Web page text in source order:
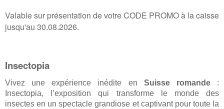
Valable sur présentation de votre CODE PROMO à la caisse
jusqu'au 30.08.2026.
Insectopia
Vivez une expérience inédite en Suisse romande:
Insectopia, l’exposition qui transforme le monde des
insectes en un spectacle grandiose et captivant pour toute la